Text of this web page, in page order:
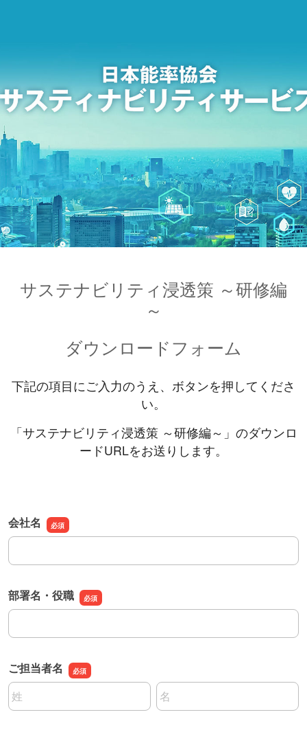
サステナビリティ浸透策 ～研修編
～
ダウンロードフォーム
下記の項目にご入力のうえ、ボタンを押してくださ
い。
「サステナビリティ浸透策 ～研修編～」のダウンロ
ードURLをお送りします。
会社名
会社名
部署名・役職
部署名・役職
ご担当者名
名前の姓
名前の名